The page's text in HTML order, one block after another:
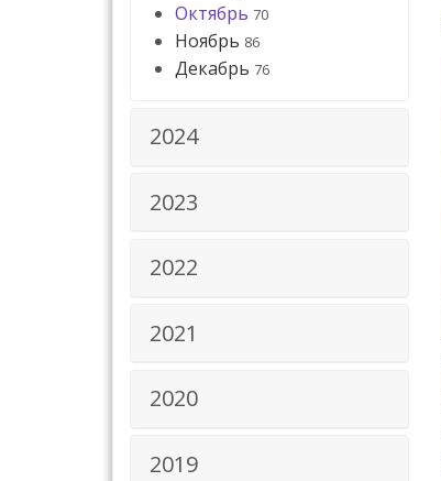
Октябрь 70
Ноябрь 86
Декабрь 76
2024
2023
2022
2021
2020
2019